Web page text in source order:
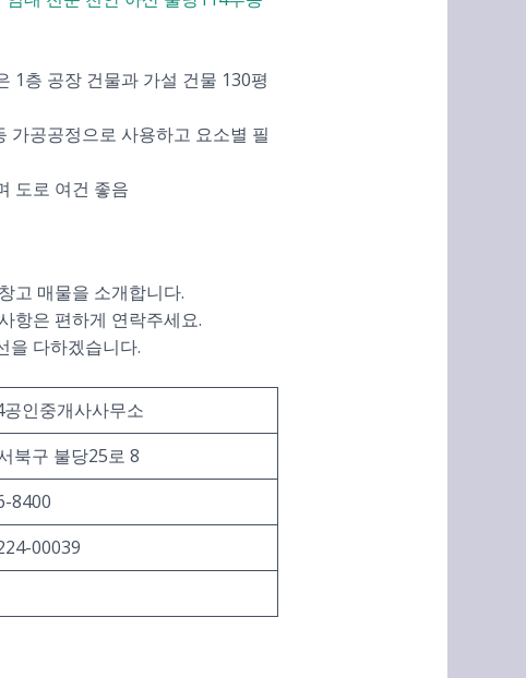
1층 공장 건물과 가설 건물 130평
가공공정으로 사용하고 요소별 필
도로 여건 좋음
고 매물을 소개합니다.
항은 편하게 연락주세요.
을 다하겠습니다.
인중개사사무소
북구 불당25로 8
8400
00039